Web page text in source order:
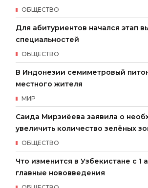
ОБЩЕСТВО
Для абитуриентов начался этап
специальностей
ОБЩЕСТВО
В Индонезии семиметровый
местного жителя
МИР
Саида Мирзиёева заявила о
увеличить количество зелёных
ОБЩЕСТВО
Что изменится в Узбекистане с 1
главные нововведения